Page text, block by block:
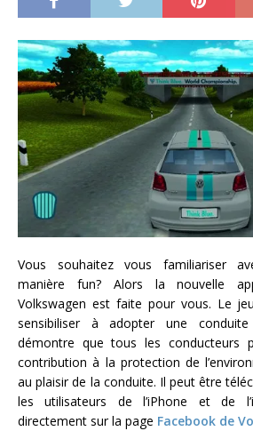
Vous souhaitez vous familiariser
manière fun? Alors la nouvelle
Volkswagen est faite pour vous. Le
sensibiliser à adopter une
démontre que tous les conducteurs
contribution à la protection de
au plaisir de la conduite. Il peut être
les utilisateurs de l’iPhone et de
directement sur la page Facebook de